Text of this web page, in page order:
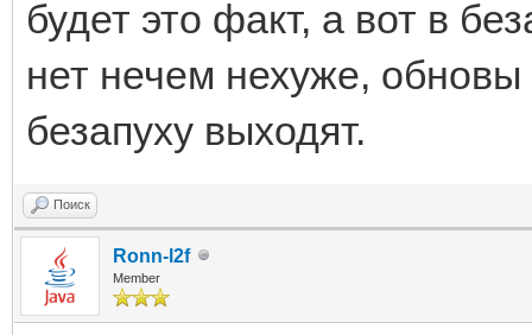
будет это факт, а вот в
нет нечем нехуже,
безапуху выходят.
Поиск
Ronn-l2f
Member